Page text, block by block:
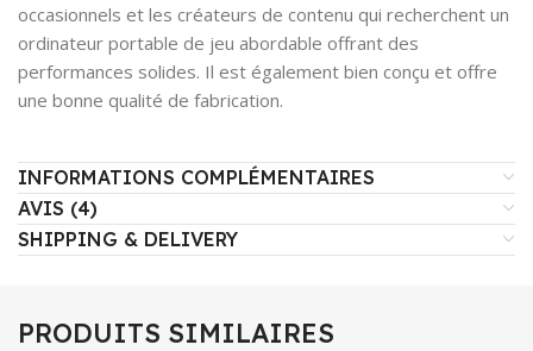
occasionnels et les créateurs de contenu qui recherchent un
ordinateur portable de jeu abordable offrant des
performances solides. Il est également bien conçu et offre
une bonne qualité de fabrication.
INFORMATIONS COMPLÉMENTAIRES
AVIS (4)
SHIPPING & DELIVERY
PRODUITS SIMILAIRES